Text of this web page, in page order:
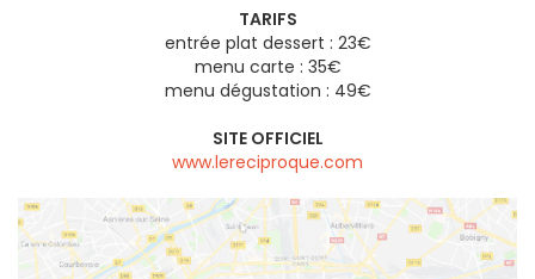
TARIFS
entrée plat dessert : 23€
menu carte : 35€
menu dégustation : 49€
SITE OFFICIEL
www.lereciproque.com